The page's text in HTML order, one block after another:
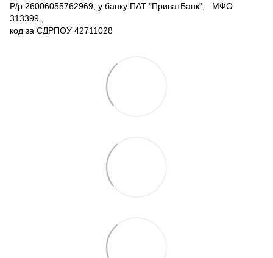
Р/р 26006055762969, у банку ПАТ "ПриватБанк", МФО
313399.,
код за ЄДРПОУ 42711028